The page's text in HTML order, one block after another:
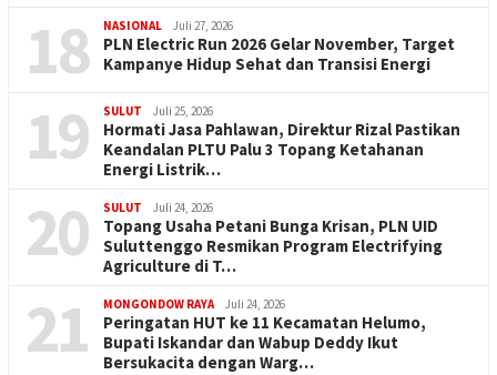
18 NASIONAL Juli 27, 2026
PLN Electric Run 2026 Gelar November, Target
Kampanye Hidup Sehat dan Transisi Energi
19 SULUT Juli 25, 2026
Hormati Jasa Pahlawan, Direktur Rizal Pastikan
Keandalan PLTU Palu 3 Topang Ketahanan
Energi Listrik…
20 SULUT Juli 24, 2026
Topang Usaha Petani Bunga Krisan, PLN UID
Suluttenggo Resmikan Program Electrifying
Agriculture di T…
21 MONGONDOW RAYA Juli 24, 2026
Peringatan HUT ke 11 Kecamatan Helumo,
Bupati Iskandar dan Wabup Deddy Ikut
Bersukacita dengan Warg…